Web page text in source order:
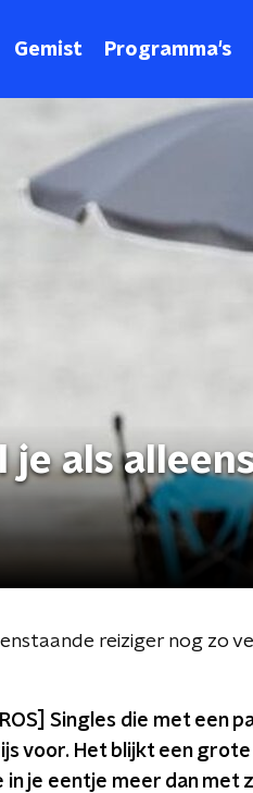
Gemist Programma's
je als
reiziger nog zo
Singles die met een
voor. Het blijkt een
in je eentje meer dan met